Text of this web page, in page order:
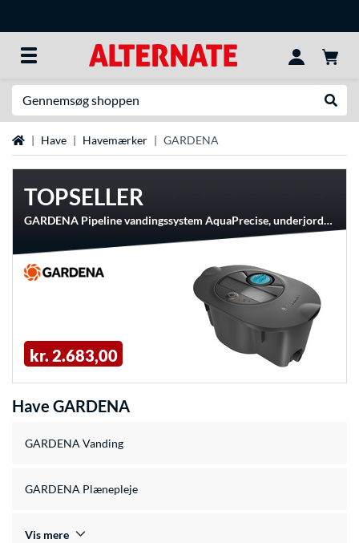
StartsideHave Havemærker GARDENA
TOPSELLER
GARDENA Pipeline vandingssystem AquaPrecise, underjordisk, Sprinkleranlæg
kr. 2.683,00
Have GARDENA
GARDENA Vanding
GARDENA Plænepleje
Vis mere